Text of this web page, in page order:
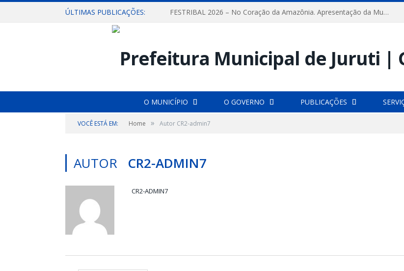
ÚLTIMAS PUBLICAÇÕES: FESTRIBAL 2026 – No Coração da Amazônia. Apresentação da Munduruku.
O MUNICÍPIO O GOVERNO PUBLICAÇÕES
VOCÊ ESTÁ EM: Home » Autor CR2-admin7
AUTOR CR2-ADMIN7
CR2-ADMIN7